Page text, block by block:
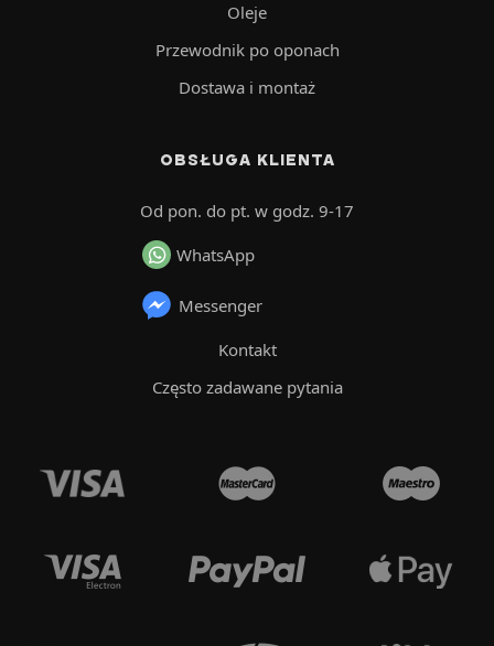
Oleje
Przewodnik po oponach
Dostawa i montaż
OBSŁUGA KLIENTA
Od pon. do pt. w godz. 9-17
WhatsApp
Messenger
Kontakt
Często zadawane pytania